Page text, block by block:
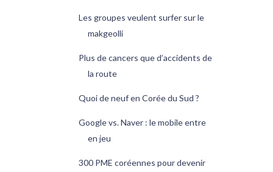
Les groupes veulent surfer sur le
makgeolli
Plus de cancers que d’accidents de
la route
Quoi de neuf en Corée du Sud ?
Google vs. Naver : le mobile entre
en jeu
300 PME coréennes pour devenir